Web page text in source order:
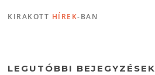
KIRAKOTT HÍREK-BAN
LEGUTÓBBI BEJEGYZÉSEK